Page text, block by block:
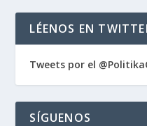
LÉENOS EN
Tweets por el
SÍGUENOS